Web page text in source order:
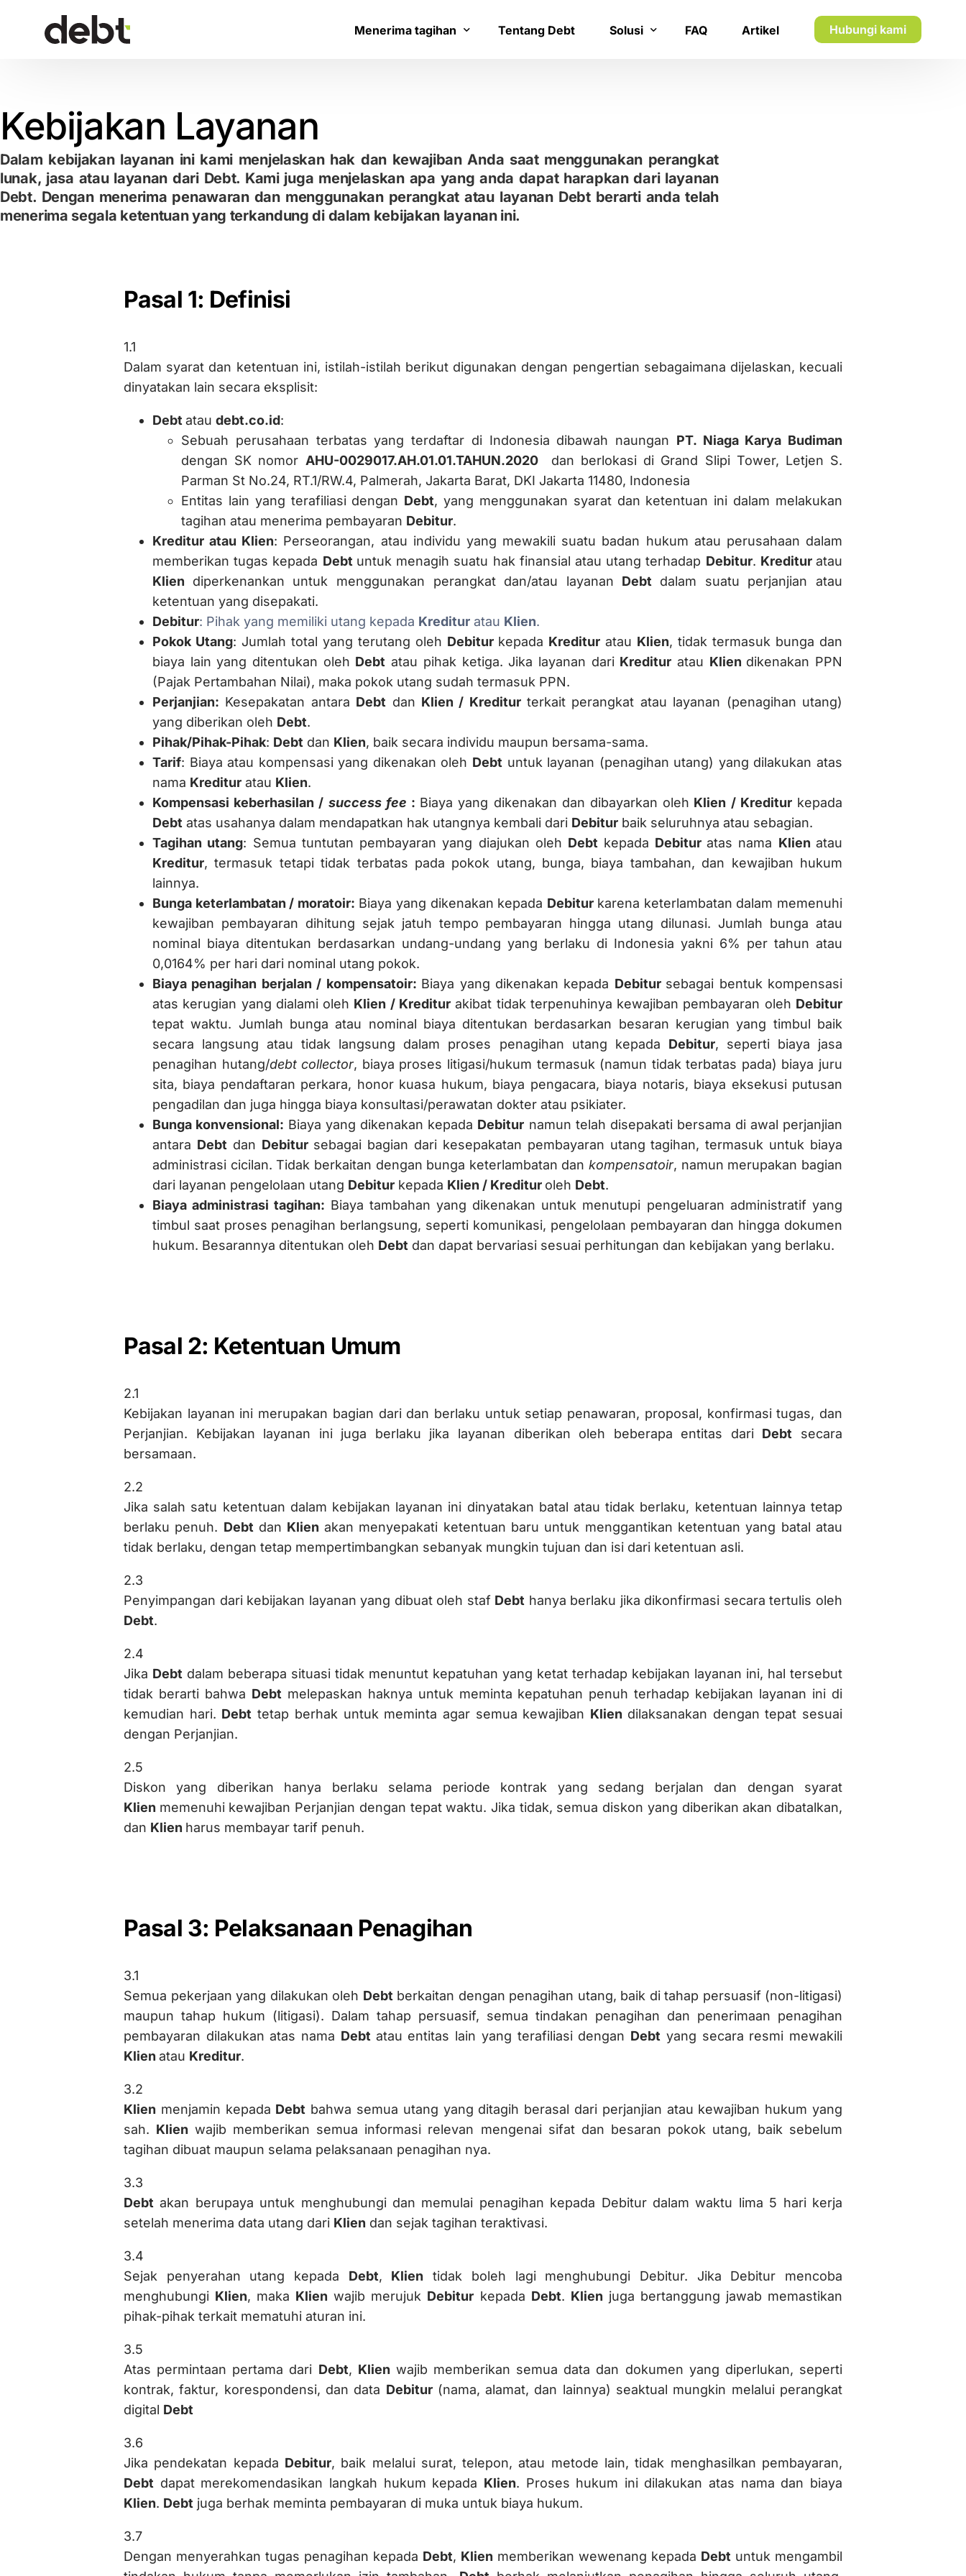
Menerima tagihan Tentang Debt Solusi FAQ Artikel Hubungi kami
Kebijakan Layanan
Dalam kebijakan layanan ini kami menjelaskan hak dan kewajiban Anda saat menggunakan perangkat
lunak, jasa atau layanan dari Debt. Kami juga menjelaskan apa yang anda dapat harapkan dari layanan
Debt. Dengan menerima penawaran dan menggunakan perangkat atau layanan Debt berarti anda telah
menerima segala ketentuan yang terkandung di dalam kebijakan layanan ini.
Pasal 1: Definisi
1.1
Dalam syarat dan ketentuan ini, istilah-istilah berikut digunakan dengan pengertian sebagaimana dijelaskan, kecuali
dinyatakan lain secara eksplisit:
Debt atau debt.co.id:
Sebuah perusahaan terbatas yang terdaftar di Indonesia dibawah naungan PT. Niaga Karya Budiman
dengan SK nomor AHU-0029017.AH.01.01.TAHUN.2020dan berlokasi di Grand Slipi Tower, Letjen S.
Parman St No.24, RT.1/RW.4, Palmerah, Jakarta Barat, DKI Jakarta 11480, Indonesia
Entitas lain yang terafiliasi dengan Debt, yang menggunakan syarat dan ketentuan ini dalam melakukan
tagihan atau menerima pembayaran Debitur.
Kreditur atau Klien: Perseorangan, atau individu yang mewakili suatu badan hukum atau perusahaan dalam
memberikan tugas kepada Debt untuk menagih suatu hak finansial atau utang terhadap Debitur. Kredituratau
Klien diperkenankan untuk menggunakan perangkat dan/atau layanan Debt dalam suatu perjanjian atau
ketentuan yang disepakati.
Debitur: Pihak yang memiliki utang kepada Kreditur atau Klien.
Pokok Utang: Jumlah total yang terutang oleh Debiturkepada Kreditur atau Klien, tidak termasuk bunga dan
biaya lain yang ditentukan oleh Debt atau pihak ketiga. Jika layanan dari Kreditur atau Klien dikenakan PPN
(Pajak Pertambahan Nilai), maka pokok utang sudah termasuk PPN.
Perjanjian: Kesepakatan antara Debt dan Klien / Krediturterkait perangkat atau layanan (penagihan utang)
yang diberikan oleh Debt.
Pihak/Pihak-Pihak: Debt dan Klien, baik secara individu maupun bersama-sama.
Tarif: Biaya atau kompensasi yang dikenakan oleh Debt untuk layanan (penagihan utang) yang dilakukan atas
nama Kreditur atau Klien.
Kompensasi keberhasilan / success fee : Biaya yang dikenakan dan dibayarkan oleh Klien / Krediturkepada
Debt atas usahanya dalam mendapatkan hak utangnya kembali dari Debitur baik seluruhnya atau sebagian.
Tagihan utang: Semua tuntutan pembayaran yang diajukan oleh Debt kepada Debituratas nama Klienatau
Kreditur, termasuk tetapi tidak terbatas pada pokok utang, bunga, biaya tambahan, dan kewajiban hukum
lainnya.
Bunga keterlambatan / moratoir: Biaya yang dikenakan kepada Debiturkarena keterlambatan dalam memenuhi
kewajiban pembayaran dihitung sejak jatuh tempo pembayaran hingga utang dilunasi. Jumlah bunga atau
nominal biaya ditentukan berdasarkan undang-undang yang berlaku di Indonesia yakni 6% per tahun atau
0,0164% per hari dari nominal utang pokok.
Biaya penagihan berjalan / kompensatoir: Biaya yang dikenakan kepada Debitur sebagai bentuk kompensasi
atas kerugian yang dialami oleh Klien / Kreditur akibat tidak terpenuhinya kewajiban pembayaran oleh Debitur
tepat waktu. Jumlah bunga atau nominal biaya ditentukan berdasarkan besaran kerugian yang timbul baik
secara langsung atau tidak langsung dalam proses penagihan utang kepada Debitur, seperti biaya jasa
penagihan hutang/debt collector, biaya proses litigasi/hukum termasuk (namun tidak terbatas pada) biaya juru
sita, biaya pendaftaran perkara, honor kuasa hukum, biaya pengacara, biaya notaris, biaya eksekusi putusan
pengadilan dan juga hingga biaya konsultasi/perawatan dokter atau psikiater.
Bunga konvensional: Biaya yang dikenakan kepada Debitur namun telah disepakati bersama di awal perjanjian
antara Debt dan Debitursebagai bagian dari kesepakatan pembayaran utang tagihan, termasuk untuk biaya
administrasi cicilan. Tidak berkaitan dengan bunga keterlambatan dankompensatoir, namun merupakan bagian
dari layanan pengelolaan utang Debitur kepada Klien / Kreditur oleh Debt.
Biaya administrasi tagihan: Biaya tambahan yang dikenakan untuk menutupi pengeluaran administratif yang
timbul saat proses penagihan berlangsung, seperti komunikasi, pengelolaan pembayaran dan hingga dokumen
hukum. Besarannya ditentukan oleh Debt dan dapat bervariasi sesuai perhitungan dan kebijakan yang berlaku.
Pasal 2: Ketentuan Umum
2.1
Kebijakan layanan ini merupakan bagian dari dan berlaku untuk setiap penawaran, proposal, konfirmasi tugas, dan
Perjanjian. Kebijakan layanan ini juga berlaku jika layanan diberikan oleh beberapa entitas dari Debt secara
bersamaan.
2.2
Jika salah satu ketentuan dalam kebijakan layanan ini dinyatakan batal atau tidak berlaku, ketentuan lainnya tetap
berlaku penuh. Debt dan Klien akan menyepakati ketentuan baru untuk menggantikan ketentuan yang batal atau
tidak berlaku, dengan tetap mempertimbangkan sebanyak mungkin tujuan dan isi dari ketentuan asli.
2.3
Penyimpangan dari kebijakan layanan yang dibuat oleh staf Debt hanya berlaku jika dikonfirmasi secara tertulis oleh
Debt.
2.4
Jika Debt dalam beberapa situasi tidak menuntut kepatuhan yang ketat terhadap kebijakan layanan ini, hal tersebut
tidak berarti bahwa Debt melepaskan haknya untuk meminta kepatuhan penuh terhadap kebijakan layanan ini di
kemudian hari. Debt tetap berhak untuk meminta agar semua kewajiban Klien dilaksanakan dengan tepat sesuai
dengan Perjanjian.
2.5
Diskon yang diberikan hanya berlaku selama periode kontrak yang sedang berjalan dan dengan syarat
Klien memenuhi kewajiban Perjanjian dengan tepat waktu. Jika tidak, semua diskon yang diberikan akan dibatalkan,
dan Klien harus membayar tarif penuh.
Pasal 3: Pelaksanaan Penagihan
3.1
Semua pekerjaan yang dilakukan oleh Debt berkaitan dengan penagihan utang, baik di tahap persuasif (non-litigasi)
maupun tahap hukum (litigasi). Dalam tahap persuasif, semua tindakan penagihan dan penerimaan penagihan
pembayaran dilakukan atas nama Debt atau entitas lain yang terafiliasi dengan Debt yang secara resmi mewakili
Klien atau Kreditur.
3.2
Klien menjamin kepada Debt bahwa semua utang yang ditagih berasal dari perjanjian atau kewajiban hukum yang
sah. Klien wajib memberikan semua informasi relevan mengenai sifat dan besaran pokok utang, baik sebelum
tagihan dibuat maupun selama pelaksanaan penagihan nya.
3.3
Debt akan berupaya untuk menghubungi dan memulai penagihan kepada Debitur dalam waktu lima 5 hari kerja
setelah menerima data utang dari Klien dan sejak tagihan teraktivasi.
3.4
Sejak penyerahan utang kepada Debt, Klien tidak boleh lagi menghubungi Debitur. Jika Debitur mencoba
menghubungi Klien, maka Klien wajib merujuk Debitur kepada Debt. Klien juga bertanggung jawab memastikan
pihak-pihak terkait mematuhi aturan ini.
3.5
Atas permintaan pertama dari Debt, Klien wajib memberikan semua data dan dokumen yang diperlukan, seperti
kontrak, faktur, korespondensi, dan data Debitur(nama, alamat, dan lainnya) seaktual mungkin melalui perangkat
digital Debt
3.6
Jika pendekatan kepada Debitur, baik melalui surat, telepon, atau metode lain, tidak menghasilkan pembayaran,
Debt dapat merekomendasikan langkah hukum kepada Klien. Proses hukum ini dilakukan atas nama dan biaya
Klien. Debt juga berhak meminta pembayaran di muka untuk biaya hukum.
3.7
Dengan menyerahkan tugas penagihan kepada Debt, Klien memberikan wewenang kepada Debt untuk mengambil